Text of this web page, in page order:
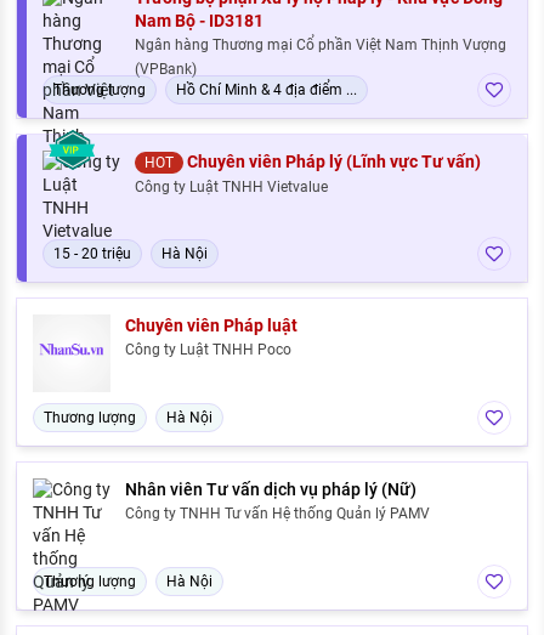
Nam Bộ - ID3181
Ngân hàng Thương mại Cổ phần Việt Nam Thịnh Vượng
(VPBank)
Thương lượng
Hồ Chí Minh & 4 địa điểm ...
HOT Chuyên viên Pháp lý (Lĩnh vực Tư vấn)
Công ty Luật TNHH Vietvalue
15 - 20 triệu Hà Nội
Chuyên viên Pháp luật
Công ty Luật TNHH Poco
Thương lượng Hà Nội
Nhân viên Tư vấn dịch vụ pháp lý (Nữ)
Công ty TNHH Tư vấn Hệ thống Quản lý PAMV
Thương lượng Hà Nội